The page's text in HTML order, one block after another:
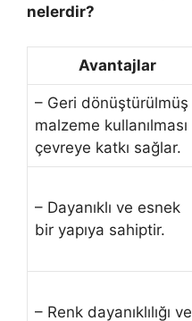
nelerdir?
Avantajlar
– Geri dönüştürülmüş
malzeme kullanılması
çevreye katkı sağlar.
– Dayanıklı ve esnek
bir yapıya sahiptir.
– Renk dayanıklılığı ve